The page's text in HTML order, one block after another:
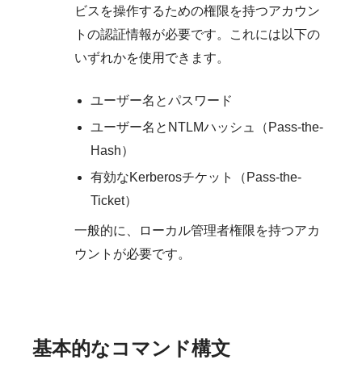
ビスを操作するための権限を持つアカウン
トの認証情報が必要です。これには以下の
いずれかを使用できます。
ユーザー名とパスワード
ユーザー名とNTLMハッシュ（Pass-the-
Hash）
有効なKerberosチケット（Pass-the-
Ticket）
一般的に、ローカル管理者権限を持つアカ
ウントが必要です。
基本的なコマンド構文